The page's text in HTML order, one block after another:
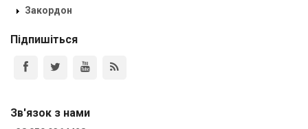
Закордон
Підпишіться
Зв'язок з нами